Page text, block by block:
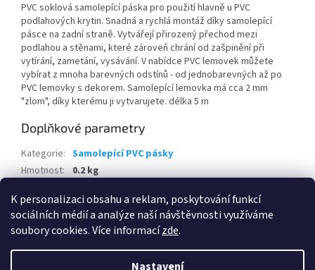
K personalizaci obsahu a reklam, poskytování funkcí
sociálních médií a analýze naší návštěvnosti využíváme
soubory cookies. Více informacízde.
Nastavení
PVC soklová samolepící páska pro použití hlavně u PVC
podlahových krytin. Snadná a rychlá montáž díky samolepící
pásce na zadní straně. Vytvářejí přirozený přechod mezi
podlahou a stěnami, které zároveň chrání od zašpinění při
vytírání, zametání, vysávání. V nabídce PVC lemovek můžete
vybírat z mnoha barevných odstínů - od jednobarevných až po
PVC lemovky s dekorem. Samolepící lemovka má cca 2 mm
"zlom", díky kterému ji vytvarujete. délka 5 m
Doplňkové parametry
Kategorie: Samolepící PVC pásky
Hmotnost: 0.2 kg